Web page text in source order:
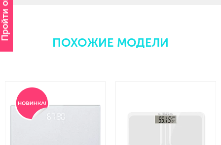
ПОХОЖИЕ МОДЕЛИ